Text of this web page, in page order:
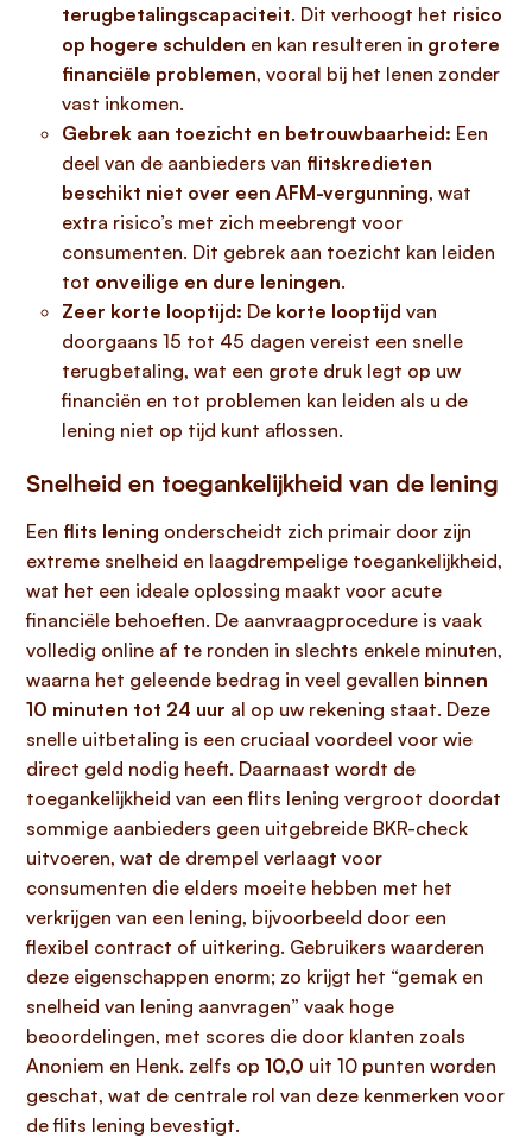
terugbetalingscapaciteit. Dit verhoogt het risico
op hogere schulden en kan resulteren in grotere
financiële problemen, vooral bij het lenen zonder
vast inkomen.
Gebrek aan toezicht en betrouwbaarheid: Een
deel van de aanbieders van flitskredieten
beschikt niet over een AFM-vergunning, wat
extra risico’s met zich meebrengt voor
consumenten. Dit gebrek aan toezicht kan leiden
tot onveilige en dure leningen.
Zeer korte looptijd: De korte looptijd van
doorgaans 15 tot 45 dagen vereist een snelle
terugbetaling, wat een grote druk legt op uw
financiën en tot problemen kan leiden als u de
lening niet op tijd kunt aflossen.
Snelheid en toegankelijkheid van de lening
Een flits lening onderscheidt zich primair door zijn
extreme snelheid en laagdrempelige toegankelijkheid,
wat het een ideale oplossing maakt voor acute
financiële behoeften. De aanvraagprocedure is vaak
volledig online af te ronden in slechts enkele minuten,
waarna het geleende bedrag in veel gevallen binnen
10 minuten tot 24 uur al op uw rekening staat. Deze
snelle uitbetaling is een cruciaal voordeel voor wie
direct geld nodig heeft. Daarnaast wordt de
toegankelijkheid van een flits lening vergroot doordat
sommige aanbieders geen uitgebreide BKR-check
uitvoeren, wat de drempel verlaagt voor
consumenten die elders moeite hebben met het
verkrijgen van een lening, bijvoorbeeld door een
flexibel contract of uitkering. Gebruikers waarderen
deze eigenschappen enorm; zo krijgt het “gemak en
snelheid van lening aanvragen” vaak hoge
beoordelingen, met scores die door klanten zoals
Anoniem en Henk. zelfs op 10,0 uit 10 punten worden
geschat, wat de centrale rol van deze kenmerken voor
de flits lening bevestigt.